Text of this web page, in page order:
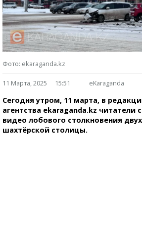
Сервисы
Переводчик
Расписание
Автобусные
Купить
Фото: ekaraganda.kz
11 Марта, 2025 15:51 eKaraganda
Сегодня утром, 11 марта, в
агентства ekaraganda.kz читатели
видео лобового столкновения
шахтёрской столицы.